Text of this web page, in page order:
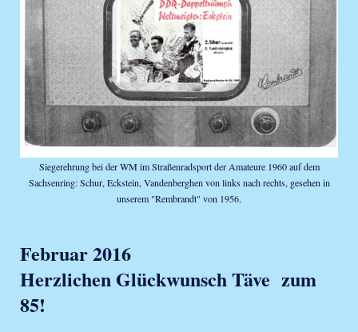
Siegerehrung bei der WM im Straßenradsport der Amateure 1960 auf dem
Sachsenring: Schur, Eckstein, Vandenberghen von links nach rechts, gesehen in
unserem "Rembrandt" von 1956.
Februar 2016
Herzlichen Glückwunsch Täve zum
85!